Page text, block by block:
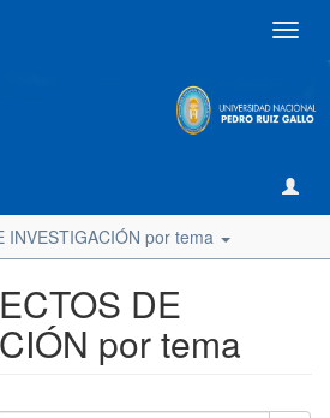
INVESTIGACIÓN por tema
DE
por tema